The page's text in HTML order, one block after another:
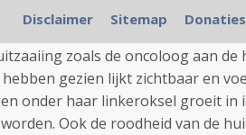
weet wat de CLT precies
Toch wijst niets erop dat
zoals de oncoloog aan de
gezien lijkt zichtbaar en
onder haar linkeroksel groeit in
Ook de roodheid van de
Disclaimer Sitemap Donaties